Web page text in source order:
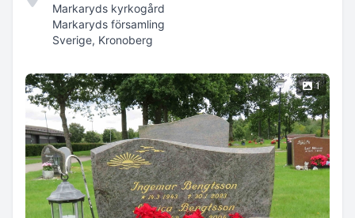
Markaryds kyrkogård
Markaryds församling
Sverige, Kronoberg
1